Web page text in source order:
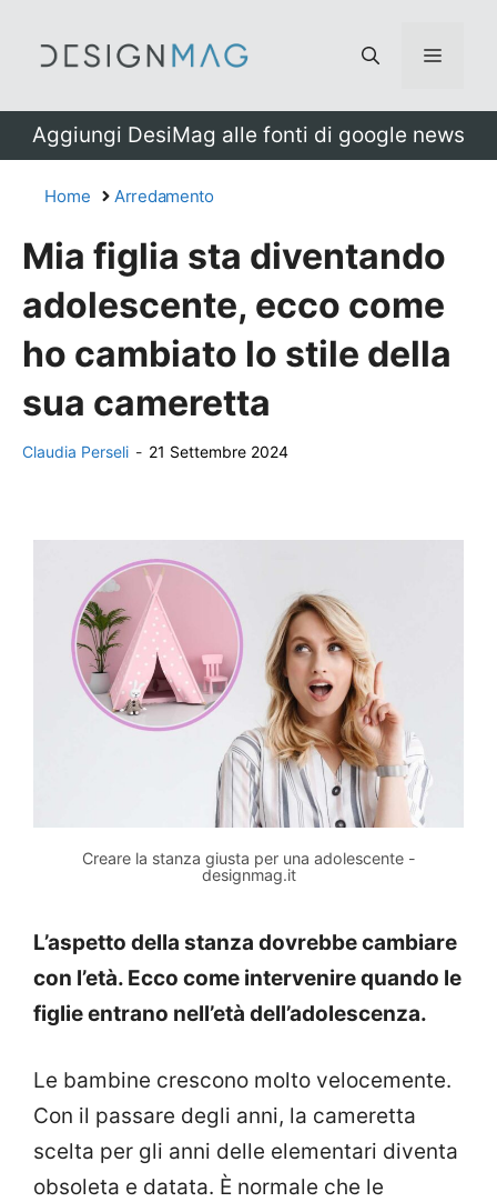
Menu
Aggiungi DesiMag alle fonti di google news
Home Arredamento
Mia figlia sta diventando
adolescente, ecco come
ho cambiato lo stile della
sua cameretta
Claudia Perseli - 21 Settembre 2024
Creare la stanza giusta per una adolescente -
designmag.it
L’aspetto della stanza dovrebbe cambiare
con l’età. Ecco come intervenire quando le
figlie entrano nell’età dell’adolescenza.
Le bambine crescono molto velocemente.
Con il passare degli anni, la cameretta
scelta per gli anni delle elementari diventa
obsoleta e datata. È normale che le